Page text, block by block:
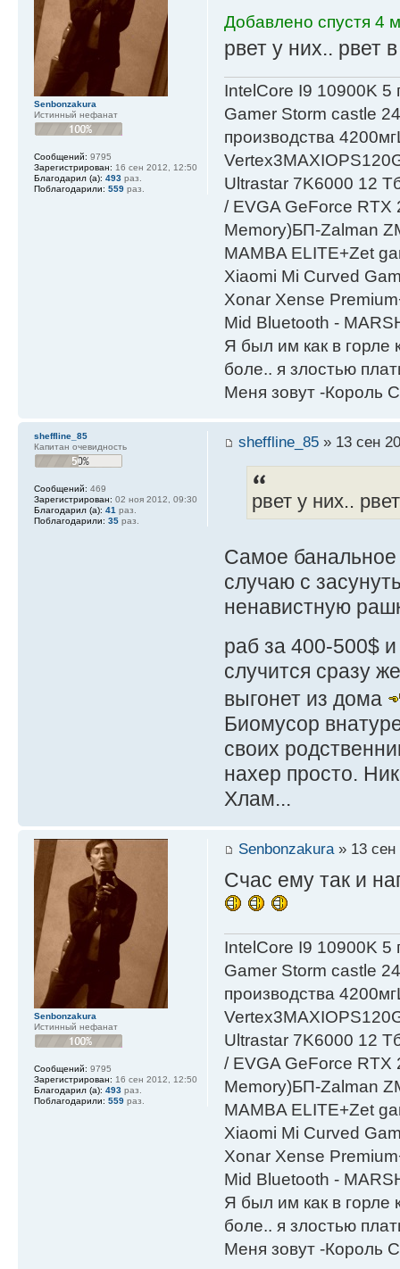
Добавлено спустя 4
рвет у них.. рвет
IntelСore I9 10900K 5
Gamer Storm castle
производства
Ultrastar 7K6000 12
/ EVGA GeForce RTX
Мemory)БП-Zalman
MAMBA ELITE+Zet
Xiaomi Mi Curved
Xonar Xense
Mid Bluetooth -
Я был им как в горле
боле.. я злостью
Меня зовут -Король
Senbonzakura
Истинный нефанат
Сообщений: 9795
Зарегистрирован: 16 сен 2012, 12:50
Благодарил (а): 493 раз.
Поблагодарили: 559 раз.
sheffline_85» 13 сен
рвет у них..
Самое банальное
случаю с
ненавистную
раб за 400-500$
случится сразу
выгонет из дома
Биомусор
своих
нахер просто.
Хлам...
sheffline_85
Капитан очевидность
Сообщений: 469
Зарегистрирован: 02 ноя 2012, 09:30
Благодарил (а): 41 раз.
Поблагодарили: 35 раз.
Senbonzakura» 13 сен
Счас ему так и
IntelСore I9 10900K 5
Gamer Storm castle
производства
Ultrastar 7K6000 12
/ EVGA GeForce RTX
Мemory)БП-Zalman
MAMBA ELITE+Zet
Xiaomi Mi Curved
Xonar Xense
Mid Bluetooth -
Я был им как в горле
боле.. я злостью
Меня зовут -Король
Senbonzakura
Истинный нефанат
Сообщений: 9795
Зарегистрирован: 16 сен 2012, 12:50
Благодарил (а): 493 раз.
Поблагодарили: 559 раз.